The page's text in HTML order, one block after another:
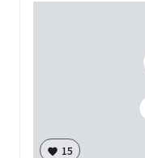
favorite 15